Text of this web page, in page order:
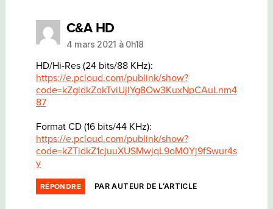
C&A HDdit :
4 mars 2021 à 0h18
HD/Hi-Res (24 bits/88 KHz):
https://e.pcloud.com/publink/show?
code=kZgidkZokTviUjlYg8Ow3KuxNpCAuLnm4
87
Format CD (16 bits/44 KHz):
https://e.pcloud.com/publink/show?
code=kZTidkZ1cjuuXUSMwjqL9oM0Yj9fSwur4s
y
RÉPONDRE PAR AUTEUR DE L’ARTICLE